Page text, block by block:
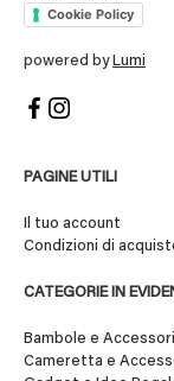
Cookie Policy
powered by Lumi
PAGINE UTILI
Il tuo account
Condizioni di
CATEGORIE IN
Bambole e Accessori
Cameretta e